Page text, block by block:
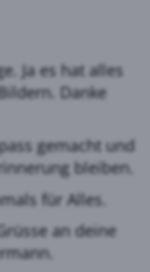
Ja es hat alles
Danke
gemacht und
bleiben.
für Alles.
an deine